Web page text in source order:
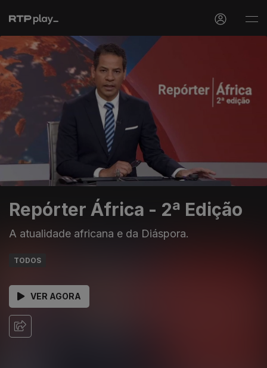
Repórter África - 2ª Edição
A atualidade africana e da Diáspora.
TODOS
VER AGORA